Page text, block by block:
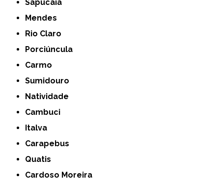
Sapucaia
Mendes
Rio Claro
Porciúncula
Carmo
Sumidouro
Natividade
Cambuci
Italva
Carapebus
Quatis
Cardoso Moreira